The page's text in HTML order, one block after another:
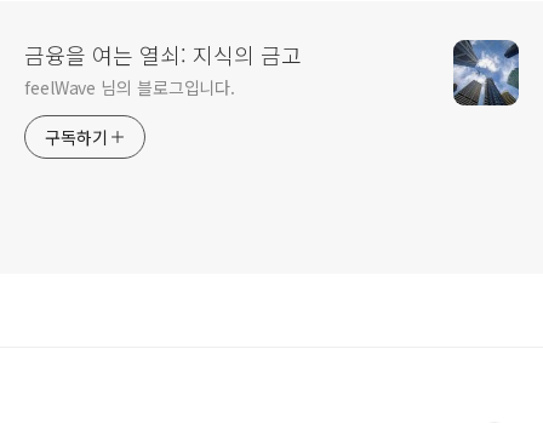
금융을 여는 열쇠: 지식의 금고
feelWave 님의 블로그입니다.
구독하기